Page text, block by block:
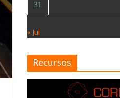
31
« Jul
Recursos